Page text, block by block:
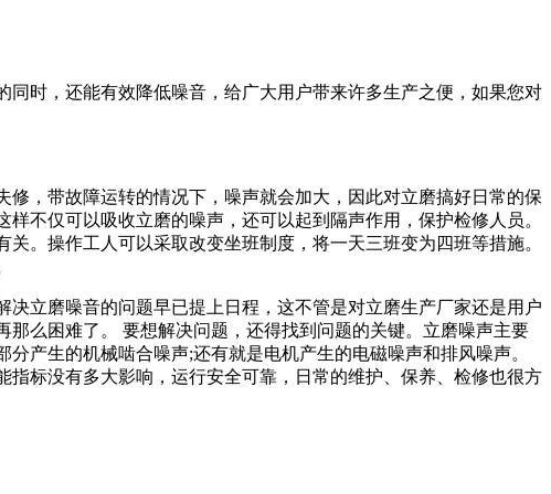
时，还能有效降低噪音，给广大用户带来许多生产之便，如果您对
，带故障运转的情况下，噪声就会加大，因此对立磨搞好日常的保
不仅可以吸收立磨的噪声，还可以起到隔声作用，保护检修人员。
。操作工人可以采取改变坐班制度，将一天三班变为四班等措施。
立磨噪音的问题早已提上日程，这不管是对立磨生产厂家还是用户
么困难了。 要想解决问题，还得找到问题的关键。立磨噪声主要
产生的机械啮合噪声;还有就是电机产生的电磁噪声和排风噪声。
标没有多大影响，运行安全可靠，日常的维护、保养、检修也很方